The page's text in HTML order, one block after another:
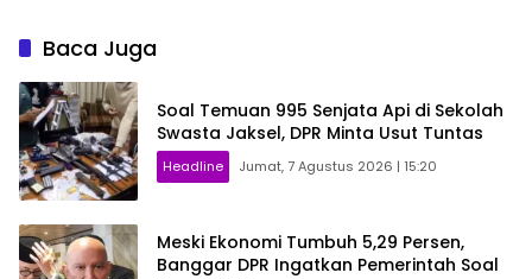
Baca Juga
Soal Temuan 995 Senjata Api di Sekolah
Swasta Jaksel, DPR Minta Usut Tuntas
Headline Jumat, 7 Agustus 2026 | 15:20
Meski Ekonomi Tumbuh 5,29 Persen,
Banggar DPR Ingatkan Pemerintah Soal